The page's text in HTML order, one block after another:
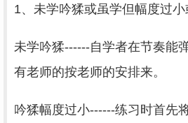
1、未学吟猱或虽学但幅度过小
未学吟猱------自学者在节奏能
有老师的按老师的安排来。
吟猱幅度过小------练习时首先